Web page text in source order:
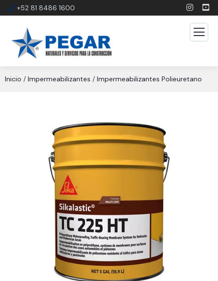
+52 81 8486 1600
Inicio / Impermeabilizantes / Impermeabilizantes Polieuretano